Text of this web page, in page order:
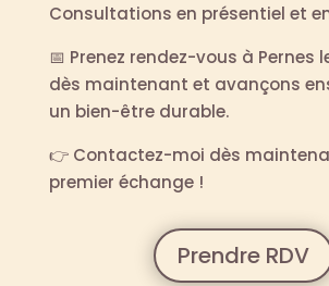
Consultations en présentiel et
📅 Prenez rendez-vous à Pernes
dès maintenant et avançons
un bien-être durable.
👉 Contactez-moi dès
premier échange !
Prendre RDV